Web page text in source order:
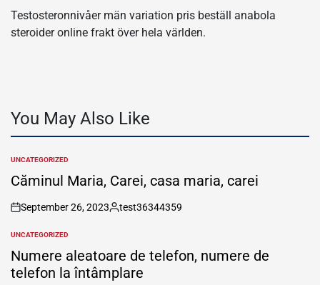
Testosteronnivåer män variation pris beställ anabola
steroider online frakt över hela världen.
You May Also Like
POSTED
IN
UNCATEGORIZED
Căminul Maria, Carei, casa maria, carei
on
September 26, 2023
Posted
test36344359
POSTED
IN
UNCATEGORIZED
Numere aleatoare de telefon, numere de
telefon la întâmplare